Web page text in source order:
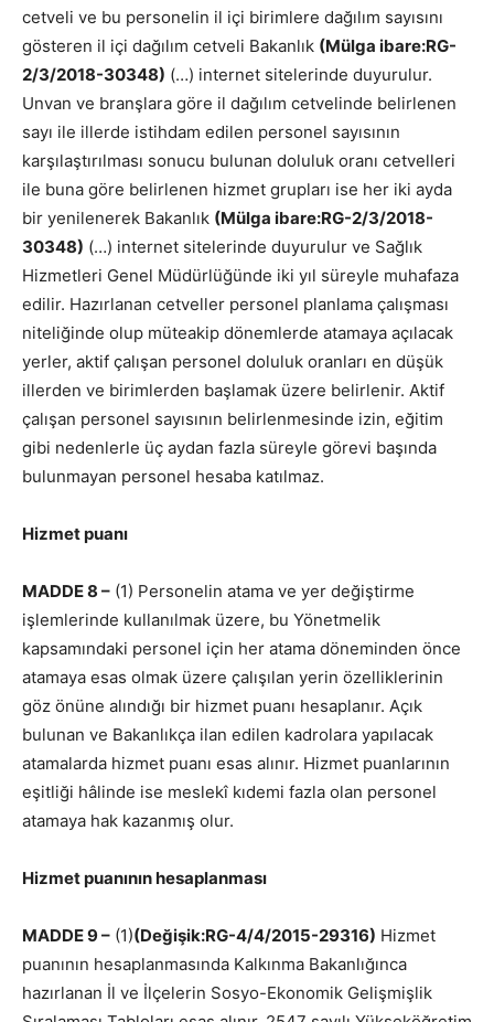
cetveli ve bu personelin il içi birimlere dağılım sayısını
gösteren il içi dağılım cetveli Bakanlık (Mülga ibare:RG-
2/3/2018-30348) (…) internet sitelerinde duyurulur.
Unvan ve branşlara göre il dağılım cetvelinde belirlenen
sayı ile illerde istihdam edilen personel sayısının
karşılaştırılması sonucu bulunan doluluk oranı cetvelleri
ile buna göre belirlenen hizmet grupları ise her iki ayda
bir yenilenerek Bakanlık (Mülga ibare:RG-2/3/2018-
30348) (…) internet sitelerinde duyurulur ve Sağlık
Hizmetleri Genel Müdürlüğünde iki yıl süreyle muhafaza
edilir. Hazırlanan cetveller personel planlama çalışması
niteliğinde olup müteakip dönemlerde atamaya açılacak
yerler, aktif çalışan personel doluluk oranları en düşük
illerden ve birimlerden başlamak üzere belirlenir. Aktif
çalışan personel sayısının belirlenmesinde izin, eğitim
gibi nedenlerle üç aydan fazla süreyle görevi başında
bulunmayan personel hesaba katılmaz.
Hizmet puanı
MADDE 8 – (1) Personelin atama ve yer değiştirme
işlemlerinde kullanılmak üzere, bu Yönetmelik
kapsamındaki personel için her atama döneminden önce
atamaya esas olmak üzere çalışılan yerin özelliklerinin
göz önüne alındığı bir hizmet puanı hesaplanır. Açık
bulunan ve Bakanlıkça ilan edilen kadrolara yapılacak
atamalarda hizmet puanı esas alınır. Hizmet puanlarının
eşitliği hâlinde ise meslekî kıdemi fazla olan personel
atamaya hak kazanmış olur.
Hizmet puanının hesaplanması
MADDE 9 – (1)(Değişik:RG-4/4/2015-29316) Hizmet
puanının hesaplanmasında Kalkınma Bakanlığınca
hazırlanan İl ve İlçelerin Sosyo-Ekonomik Gelişmişlik